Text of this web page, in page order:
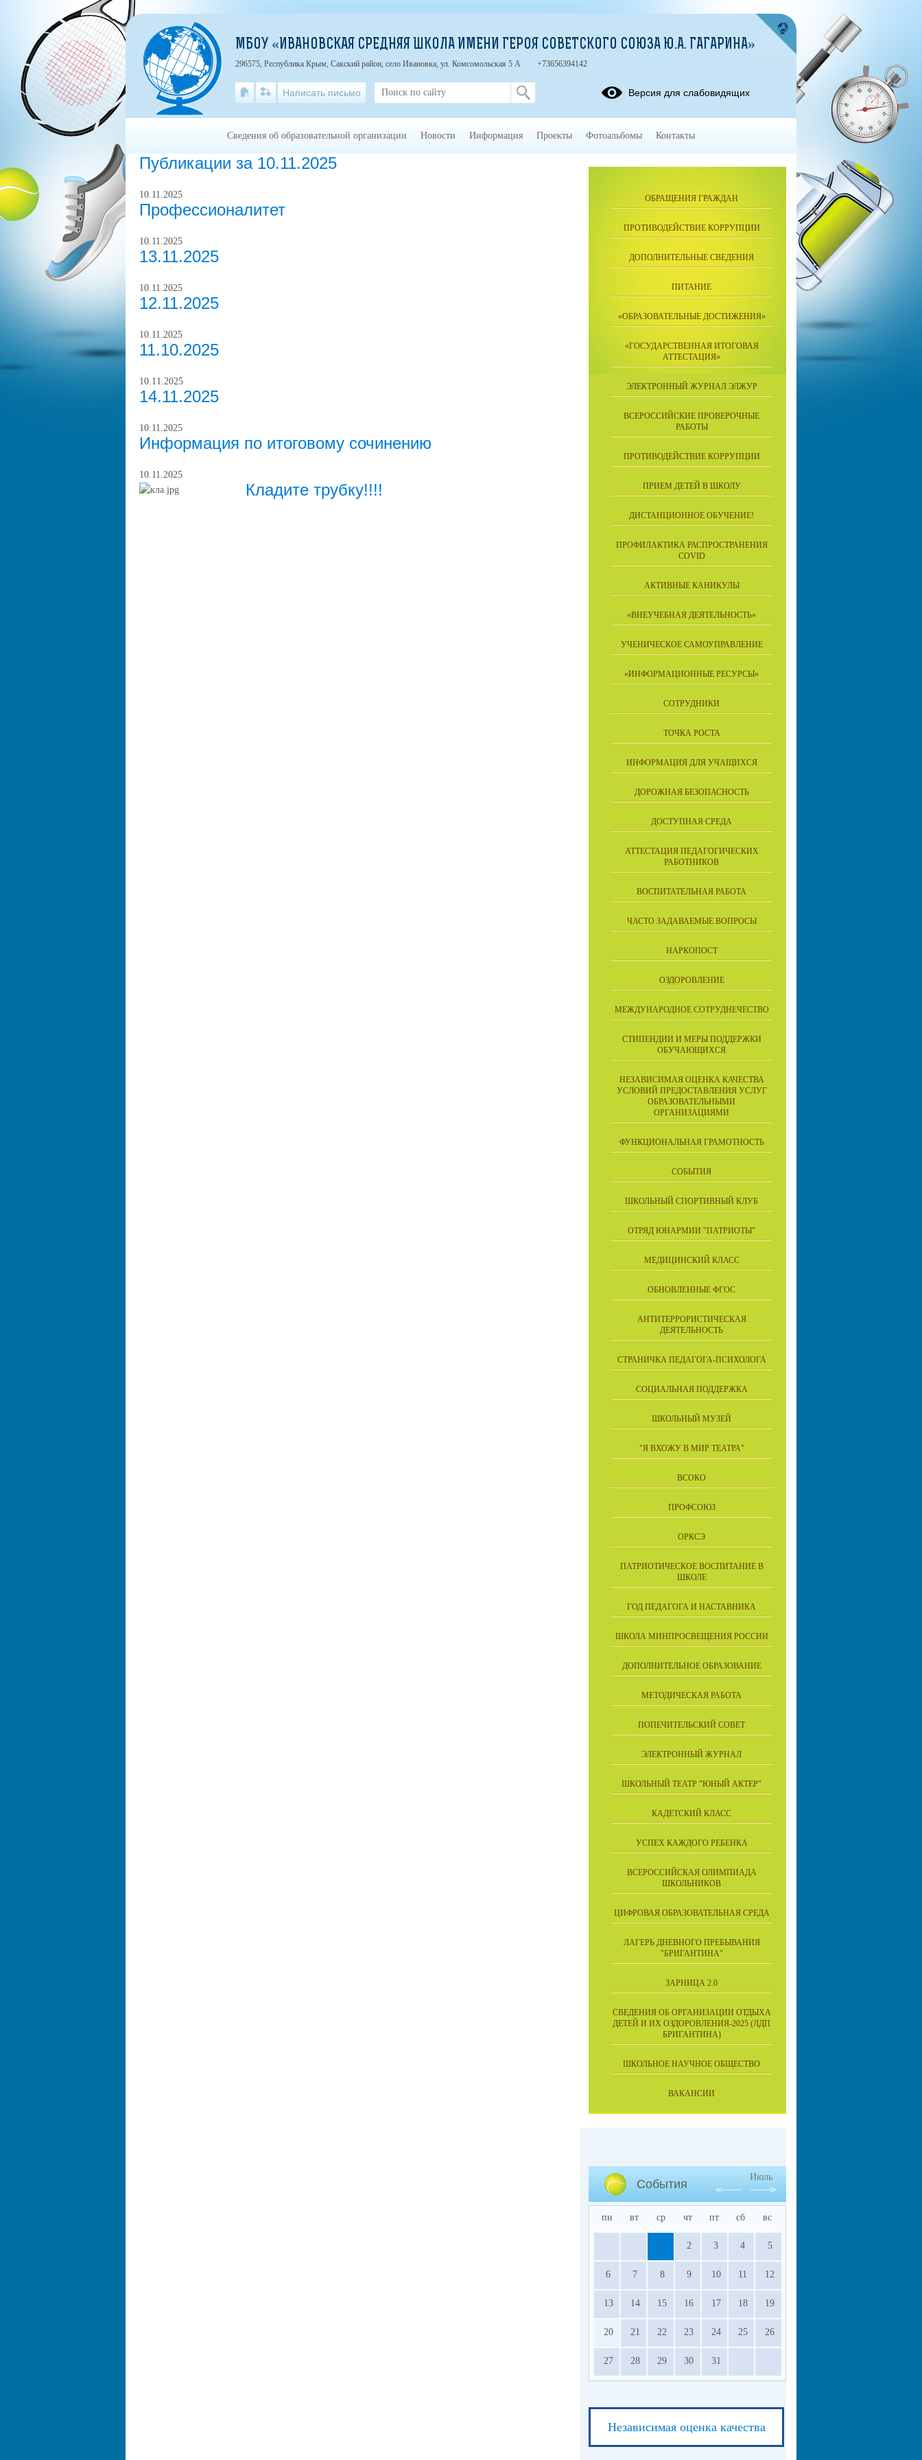
Публикации за 10.11.2025
10.11.2025
Профессионалитет
10.11.2025
13.11.2025
10.11.2025
12.11.2025
10.11.2025
11.10.2025
10.11.2025
14.11.2025
10.11.2025
Информация по итоговому сочинению
10.11.2025
Кладите трубку!!!!
ОБРАЩЕНИЯ ГРАЖДАН
ПРОТИВОДЕЙСТВИЕ КОРРУПЦИИ
ДОПОЛНИТЕЛЬНЫЕ СВЕДЕНИЯ
ПИТАНИЕ
«ОБРАЗОВАТЕЛЬНЫЕ ДОСТИЖЕНИЯ»
«ГОСУДАРСТВЕННАЯ ИТОГОВАЯ
АТТЕСТАЦИЯ»
ЭЛЕКТРОННЫЙ ЖУРНАЛ ЭЛЖУР
ВСЕРОССИЙСКИЕ ПРОВЕРОЧНЫЕ
РАБОТЫ
ПРОТИВОДЕЙСТВИЕ КОРРУПЦИИ
ПРИЕМ ДЕТЕЙ В ШКОЛУ
ДИСТАНЦИОННОЕ ОБУЧЕНИЕ!
ПРОФИЛАКТИКА РАСПРОСТРАНЕНИЯ
COVID
АКТИВНЫЕ КАНИКУЛЫ
«ВНЕУЧЕБНАЯ ДЕЯТЕЛЬНОСТЬ»
УЧЕНИЧЕСКОЕ САМОУПРАВЛЕНИЕ
«ИНФОРМАЦИОННЫЕ РЕСУРСЫ»
СОТРУДНИКИ
ТОЧКА РОСТА
ИНФОРМАЦИЯ ДЛЯ УЧАЩИХСЯ
ДОРОЖНАЯ БЕЗОПАСНОСТЬ
ДОСТУПНАЯ СРЕДА
АТТЕСТАЦИЯ ПЕДАГОГИЧЕСКИХ
РАБОТНИКОВ
ВОСПИТАТЕЛЬНАЯ РАБОТА
ЧАСТО ЗАДАВАЕМЫЕ ВОПРОСЫ
НАРКОПОСТ
ОЗДОРОВЛЕНИЕ
МЕЖДУНАРОДНОЕ СОТРУДНЕЧЕСТВО
СТИПЕНДИИ И МЕРЫ ПОДДЕРЖКИ
ОБУЧАЮЩИХСЯ
НЕЗАВИСИМАЯ ОЦЕНКА КАЧЕСТВА
УСЛОВИЙ ПРЕДОСТАВЛЕНИЯ УСЛУГ
ОБРАЗОВАТЕЛЬНЫМИ
ОРГАНИЗАЦИЯМИ
ФУНКЦИОНАЛЬНАЯ ГРАМОТНОСТЬ
СОБЫТИЯ
ШКОЛЬНЫЙ СПОРТИВНЫЙ КЛУБ
ОТРЯД ЮНАРМИИ "ПАТРИОТЫ"
МЕДИЦИНСКИЙ КЛАСС
ОБНОВЛЕННЫЕ ФГОС
АНТИТЕРРОРИСТИЧЕСКАЯ
ДЕЯТЕЛЬНОСТЬ
СТРАНИЧКА ПЕДАГОГА-ПСИХОЛОГА
СОЦИАЛЬНАЯ ПОДДЕРЖКА
ШКОЛЬНЫЙ МУЗЕЙ
"Я ВХОЖУ В МИР ТЕАТРА"
ВСОКО
ПРОФСОЮЗ
ОРКСЭ
ПАТРИОТИЧЕСКОЕ ВОСПИТАНИЕ В
ШКОЛЕ
ГОД ПЕДАГОГА И НАСТАВНИКА
ШКОЛА МИНПРОСВЕЩЕНИЯ РОССИИ
ДОПОЛНИТЕЛЬНОЕ ОБРАЗОВАНИЕ
МЕТОДИЧЕСКАЯ РАБОТА
ПОПЕЧИТЕЛЬСКИЙ СОВЕТ
ЭЛЕКТРОННЫЙ ЖУРНАЛ
ШКОЛЬНЫЙ ТЕАТР "ЮНЫЙ АКТЕР"
КАДЕТСКИЙ КЛАСС
УСПЕХ КАЖДОГО РЕБЕНКА
ВСЕРОССИЙСКАЯ ОЛИМПИАДА
ШКОЛЬНИКОВ
ЦИФРОВАЯ ОБРАЗОВАТЕЛЬНАЯ СРЕДА
ЛАГЕРЬ ДНЕВНОГО ПРЕБЫВАНИЯ
"БРИГАНТИНА"
ЗАРНИЦА 2.0
СВЕДЕНИЯ ОБ ОРГАНИЗАЦИИ ОТДЫХА
ДЕТЕЙ И ИХ ОЗДОРОВЛЕНИЯ-2025 (ЛДП
БРИГАНТИНА)
ШКОЛЬНОЕ НАУЧНОЕ ОБЩЕСТВО
ВАКАНСИИ
События
Июль
пн вт ср чт пт сб вс
1 2 3 4 5
6 7 8 9 10 11 12
13 14 15 16 17 18 19
20 21 22 23 24 25 26
27 28 29 30 31
Независимая оценка качества
МБОУ «ИВАНОВСКАЯ СРЕДНЯЯ ШКОЛА ИМЕНИ ГЕРОЯ СОВЕТСКОГО СОЮЗА Ю.А. ГАГАРИНА»
296575, Республика Крым, Сакский район, село Ивановка, ул. Комсомольская 5 А +73656394142
Написать письмо Версия для слабовидящих
Сведения об образовательной организации Новости Информация Проекты Фотоальбомы Контакты